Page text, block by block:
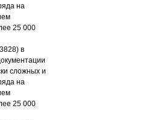
на
25 000
в
сложных и
на
25 000